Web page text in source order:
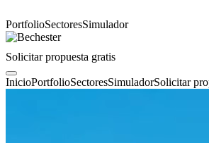
PortfolioSectoresSimulador
Solicitar propuesta gratis
InicioPortfolioSectoresSimuladorSolicitar